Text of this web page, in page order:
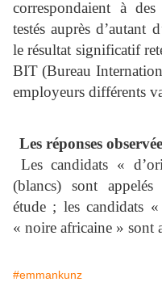
correspondaient à
testés auprès d’autant
le résultat significatif
BIT (Bureau
employeurs différents
Les réponses
Les candidats «
(blancs) sont
étude ; les candidats
« noire africaine » sont
#emmankunz